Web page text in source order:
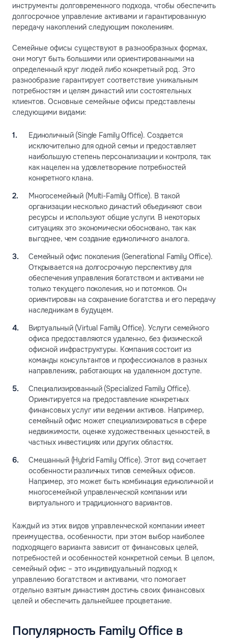
инструменты долговременного подхода, чтобы обеспечить
долгосрочное управление активами и гарантированную
передачу накоплений следующим поколениям.
Семейные офисы существуют в разнообразных формах,
они могут быть большими или ориентированными на
определенный круг людей либо конкретный род. Это
разнообразие гарантирует соответствие уникальным
потребностям и целям династий или состоятельных
клиентов. Основные семейные офисы представлены
следующими видами:
Единоличный (Single Family Office). Создается
исключительно для одной семьи и предоставляет
наибольшую степень персонализации и контроля, так
как нацелен на удовлетворение потребностей
конкретного клана.
Многосемейный (Multi-Family Office). В такой
организации несколько династий объединяют свои
ресурсы и используют общие услуги. В некоторых
ситуациях это экономически обосновано, так как
выгоднее, чем создание единоличного аналога.
Семейный офис поколения (Generational Family Office).
Открывается на долгосрочную перспективу для
обеспечения управления богатством и активами не
только текущего поколения, но и потомков. Он
ориентирован на сохранение богатства и его передачу
наследникам в будущем.
Виртуальный (Virtual Family Office). Услуги семейного
офиса предоставляются удаленно, без физической
офисной инфраструктуры. Компания состоит из
команды консультантов и профессионалов в разных
направлениях, работающих на удаленном доступе.
Специализированный (Specialized Family Office).
Ориентируется на предоставление конкретных
финансовых услуг или ведении активов. Например,
семейный офис может специализироваться в сфере
недвижимости, оценке художественных ценностей, в
частных инвестициях или других областях.
Смешанный (Hybrid Family Office). Этот вид сочетает
особенности различных типов семейных офисов.
Например, это может быть комбинация единоличной и
многосемейной управленческой компании или
виртуального и традиционного вариантов.
Каждый из этих видов управленческой компании имеет
преимущества, особенности, при этом выбор наиболее
подходящего варианта зависит от финансовых целей,
потребностей и особенностей конкретной семьи. В целом,
семейный офис – это индивидуальный подход к
управлению богатством и активами, что помогает
отдельно взятым династиям достичь своих финансовых
целей и обеспечить дальнейшее процветание.
Популярность Family Office в